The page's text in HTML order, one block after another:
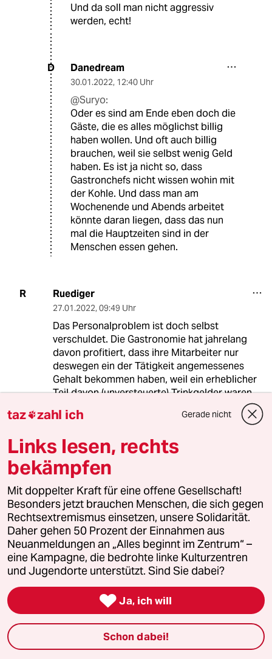
Und da soll man nicht aggressiv
werden, echt!
D Danedream
30.01.2022, 12:40 Uhr
@Suryo:
Oder es sind am Ende eben doch die
Gäste, die es alles möglichst billig
haben wollen. Und oft auch billig
brauchen, weil sie selbst wenig Geld
haben. Es ist ja nicht so, dass
Gastronchefs nicht wissen wohin mit
der Kohle. Und dass man am
Wochenende und Abends arbeitet
könnte daran liegen, dass das nun
mal die Hauptzeiten sind in der
Menschen essen gehen.
R Ruediger
27.01.2022, 09:49 Uhr
Das Personalproblem ist doch selbst
verschuldet. Die Gastronomie hat jahrelang
davon profitiert, dass ihre Mitarbeiter nur
deswegen ein der Tätigkeit angemessenes
Gehalt bekommen haben, weil ein erheblicher
Teil davon (unversteuerte) Trinkgelder waren.
Es ist ganz gut, wenn das Irgendwann nicht
mehr so weitergeht.
Gastronomie extrem gut besucht war, da war
ein großer Nachholbedarf. Überhaupt habe ich
den Eindruck, dass man in den letzten Jahren
immer mehr auswärts gegessen hat, es immer
mehr Restaurants gibt und diese auch gut
besucht sind, jedenfalls in den großen Städten.
Natürlich ist eine Pandemie auch ein Stück weit
unternehmerisches Risiko.
PS: Wo gibt's denn Kinder, die mit 7 noch nicht
eingeschult sind?
Django
30.01.2022,21:03 Uhr
@Ruediger:
taz zahl ich Gerade nicht
Links lesen, rechts
bekämpfen
Mit doppelter Kraft für eine offene Gesellschaft!
Besonders jetzt brauchen Menschen, die sich gegen
Rechtsextremismus einsetzen, unsere Solidarität.
Daher gehen 50 Prozent der Einnahmen aus
Neuanmeldungen an „Alles beginnt im Zentrum“ –
eine Kampagne, die bedrohte linke Kulturzentren
und Jugendorte unterstützt. Sind Sie dabei?
 Ja, ich will
Schon dabei!